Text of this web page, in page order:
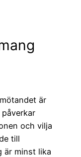
är
och vilja
till
är minst lika